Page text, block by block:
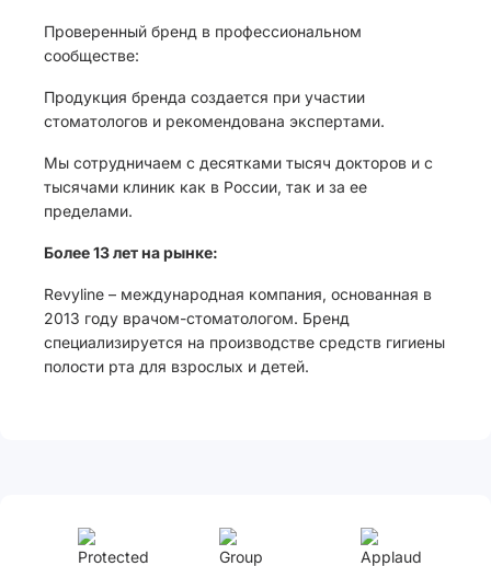
Проверенный бренд в профессиональном
сообществе:
Продукция бренда создается при участии
стоматологов и рекомендована экспертами.
Мы сотрудничаем с десятками тысяч докторов и с
тысячами клиник как в России, так и за ее
пределами.
Более 13 лет на рынке:
Revyline – международная компания, основанная в
2013 году врачом-стоматологом. Бренд
специализируется на производстве средств гигиены
полости рта для взрослых и детей.